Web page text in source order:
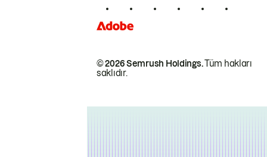
© 2026 Semrush Holdings.Tüm hakları
saklıdır.